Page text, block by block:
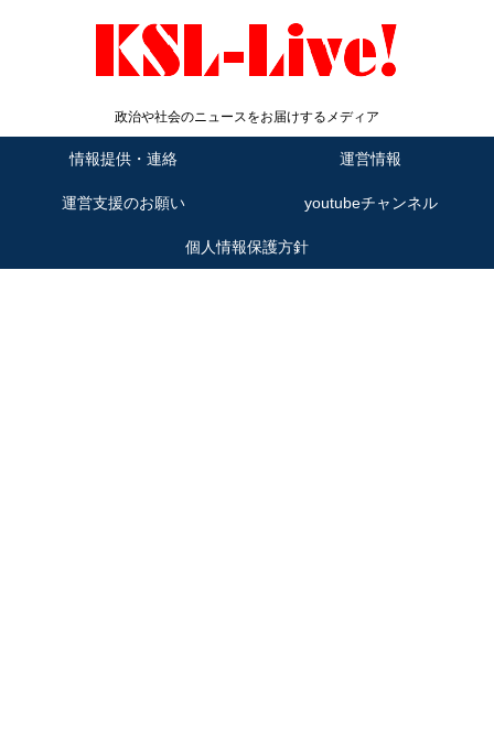
政治や社会のニュースをお届けするメディア
情報提供・連絡 運営情報
運営支援のお願い youtubeチャンネル
個人情報保護方針